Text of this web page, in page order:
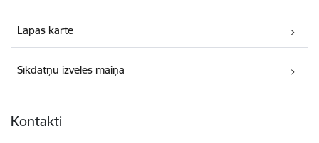
Lapas karte
Sīkdatņu izvēles maiņa
Kontakti